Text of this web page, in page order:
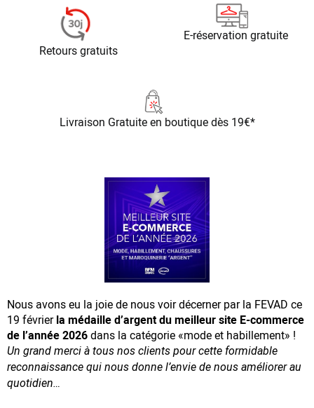
Retours gratuits
E-réservation gratuite
Livraison Gratuiteen boutique dès 19€*
Nous avons eu la joie de nous voir décerner par la FEVAD ce
19 févrierla médaille d’argent du meilleur site E-commerce
de l’année 2026dans la catégorie «mode et habillement» !
Un grand merci à tous nos clients pour cette formidable
reconnaissance qui nous donne l’envie de nous améliorer au
quotidien…